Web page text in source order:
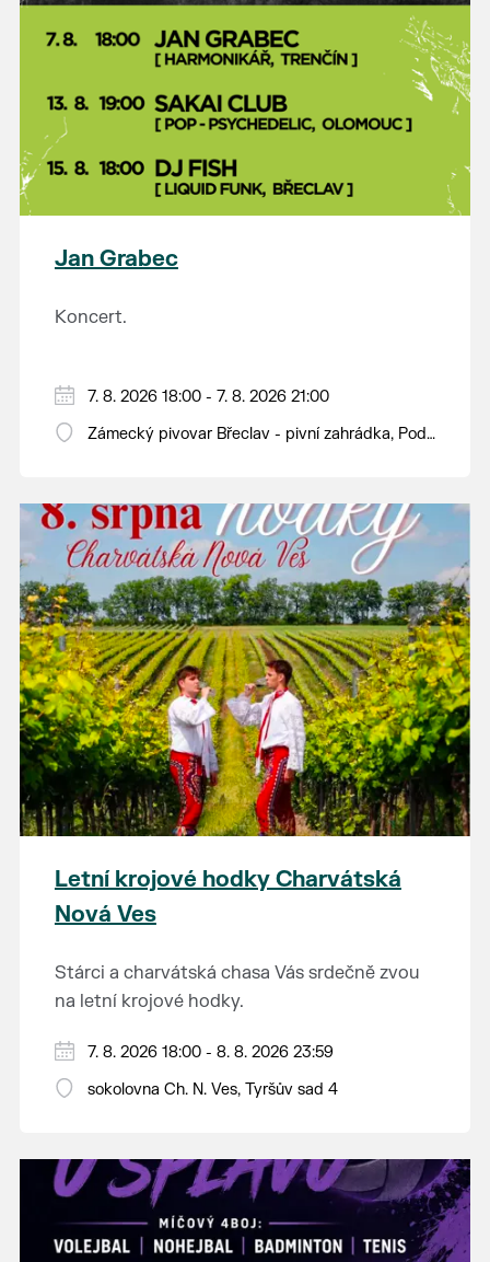
Jan Grabec
Koncert.
7. 8. 2026 18:00 - 7. 8. 2026 21:00
Zámecký pivovar Břeclav - pivní zahrádka, Pod
Letní krojové hodky Charvátská
Nová Ves
Stárci a charvátská chasa Vás srdečně zvou
na letní krojové hodky.
PÁTEK 7. srpna
18:00 - ruční stavění máje
14:00 - krojový průvod pro stárky od
hostince “U Buvola”
16:00 - odpolední zábava na sokolovně
21:00 - večerní zábava
7. 8. 2026 18:00 - 8. 8. 2026 23:59
sokolovna Ch. N. Ves, Tyršův sad 4